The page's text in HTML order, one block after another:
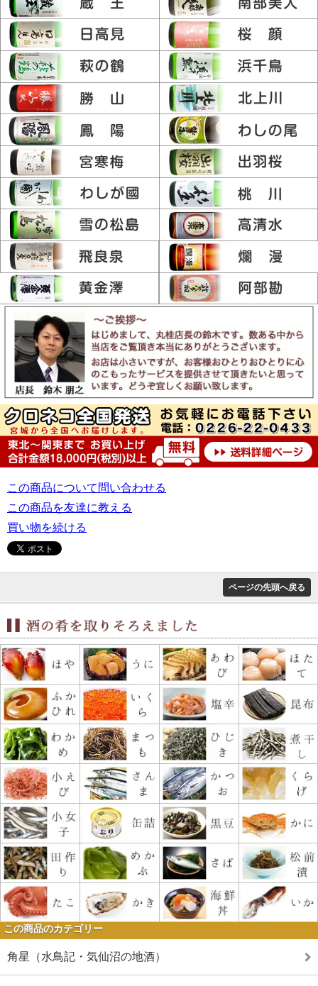
この商品について問い合わせる
この商品を友達に教える
買い物を続ける
ページの先頭へ戻る
この商品のカテゴリー
角星（水鳥記・気仙沼の地酒）